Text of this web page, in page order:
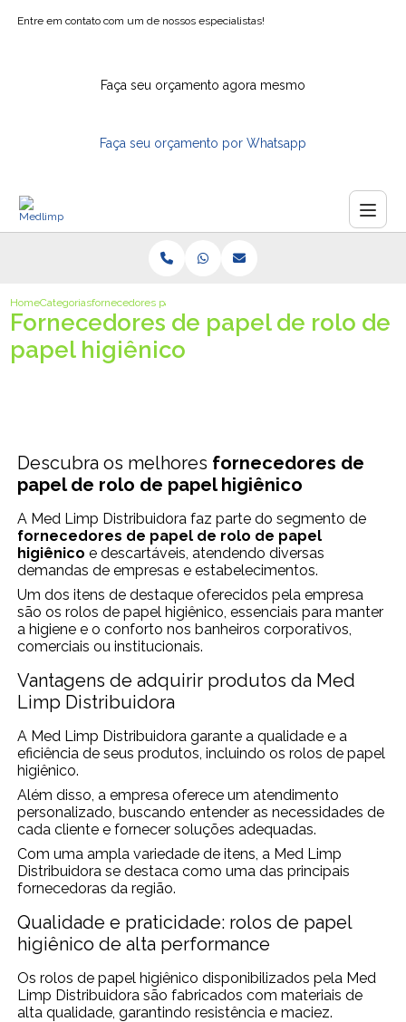
Entre em contato com um de nossos especialistas!
Faça seu orçamento agora mesmo
Faça seu orçamento por Whatsapp
HomeCategoriasfornecedores papel rolo papel higienico​
Fornecedores de papel de rolo de
papel higiênico​
Descubra os melhores fornecedores de
papel de rolo de papel higiênico​
A Med Limp Distribuidora faz parte do segmento de
fornecedores de papel de rolo de papel
higiênico​ e descartáveis, atendendo diversas
demandas de empresas e estabelecimentos.
Um dos itens de destaque oferecidos pela empresa
são os rolos de papel higiênico, essenciais para manter
a higiene e o conforto nos banheiros corporativos,
comerciais ou institucionais.
Vantagens de adquirir produtos da Med
Limp Distribuidora
A Med Limp Distribuidora garante a qualidade e a
eficiência de seus produtos, incluindo os rolos de papel
higiênico.
Além disso, a empresa oferece um atendimento
personalizado, buscando entender as necessidades de
cada cliente e fornecer soluções adequadas.
Com uma ampla variedade de itens, a Med Limp
Distribuidora se destaca como uma das principais
fornecedoras da região.
Qualidade e praticidade: rolos de papel
higiênico​ de alta performance
Os rolos de papel higiênico​ disponibilizados pela Med
Limp Distribuidora são fabricados com materiais de
alta qualidade, garantindo resistência e maciez.